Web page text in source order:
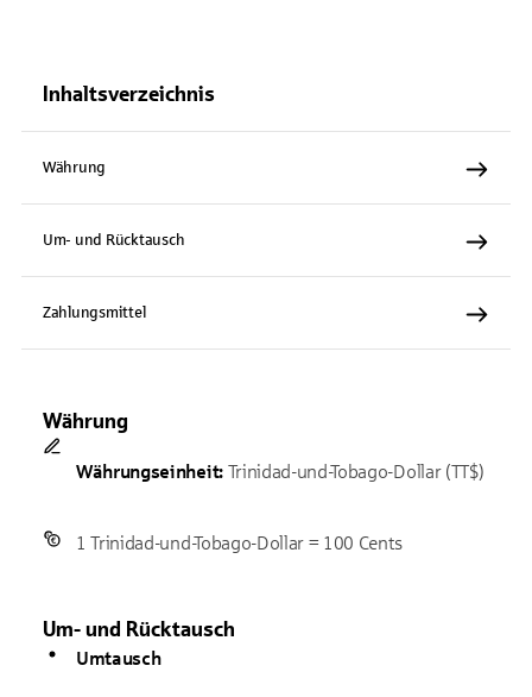
Inhaltsverzeichnis
Währung
Um- und Rücktausch
Zahlungsmittel
Währung
Währungseinheit:Trinidad-und-Tobago-Dollar (TT$)
1 Trinidad-und-Tobago-Dollar = 100 Cents
Um- und Rücktausch
Umtausch